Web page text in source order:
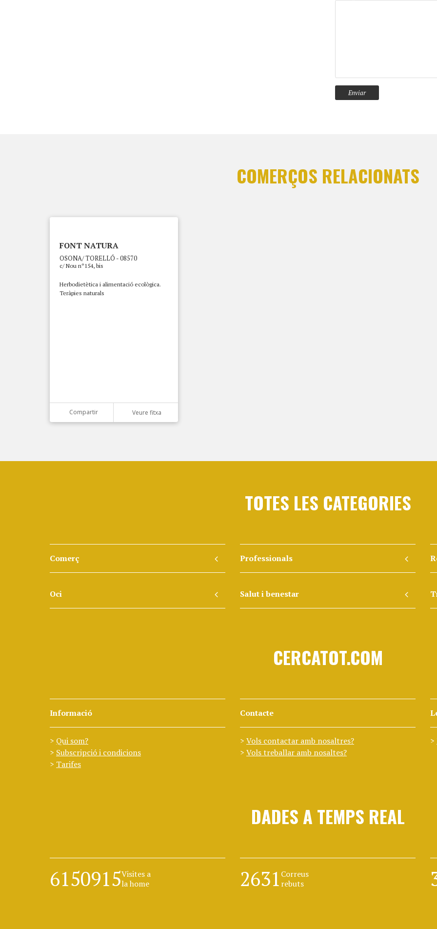
COMERÇOS RELACIONATS
FONT NATURA
OSONA/ TORELLÓ - 08570
c/ Nou nº154, bis
Herbodietètica i alimentació ecològica.
Teràpies naturals
Compartir Veure fitxa
TOTES LES CATEGORIES
Comerç
Oci
Professionals
Salut i benestar
CERCATOT.COM
Informació
Qui som?
Subscripció i condicions
Tarifes
Contacte
Vols contactar amb nosaltres?
Vols treballar amb nosaltes?
DADES A TEMPS REAL
6150915Visites a
la home
2631 Correus
rebuts